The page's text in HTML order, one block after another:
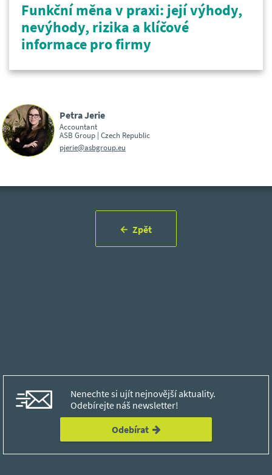
Funkční měna v praxi: její výhody,
nevýhody, rizika a klíčové
informace pro firmy
Petra Jerie
Accountant
ASB Group | Czech Republic
pjerie@asbgroup.eu
Zpět
Nenechte si ujít nejnovější aktuality.
Odebírejte náš newsletter!
Odebírat